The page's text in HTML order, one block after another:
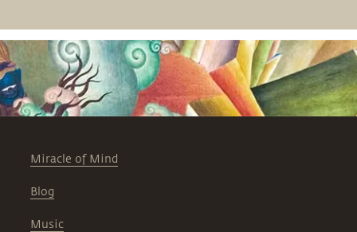
Miracle of Mind
Blog
Music